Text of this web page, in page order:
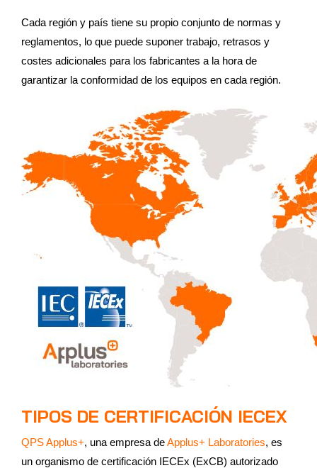
Cada región y país tiene su propio conjunto de normas y
reglamentos, lo que puede suponer trabajo, retrasos y
costes adicionales para los fabricantes a la hora de
garantizar la conformidad de los equipos en cada región.
TIPOS DE CERTIFICACIÓN IECEX
QPS Applus+, una empresa deApplus+ Laboratories, es
un organismo de certificación IECEx (ExCB) autorizado